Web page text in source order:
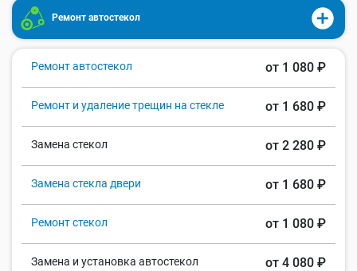
Ремонт автостекол
Ремонт автостекол от 1 080 ₽
Ремонт и удаление трещин на стекле от 1 680 ₽
Замена стекол от 2 280 ₽
Замена стекла двери от 1 680 ₽
Ремонт стекол от 1 080 ₽
Замена и установка автостекол от 4 080 ₽